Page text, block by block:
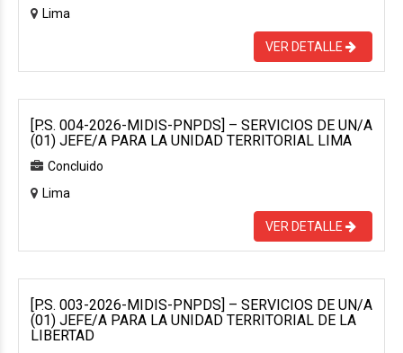
Lima
VER DETALLE
[P.S. 004-2026-MIDIS-PNPDS] – SERVICIOS DE UN/A
(01) JEFE/A PARA LA UNIDAD TERRITORIAL LIMA
Concluido
Lima
VER DETALLE
[P.S. 003-2026-MIDIS-PNPDS] – SERVICIOS DE UN/A
(01) JEFE/A PARA LA UNIDAD TERRITORIAL DE LA
LIBERTAD